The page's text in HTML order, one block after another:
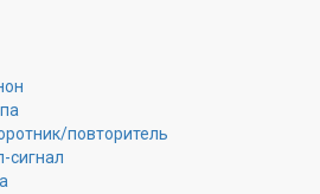
повторитель
сигнал